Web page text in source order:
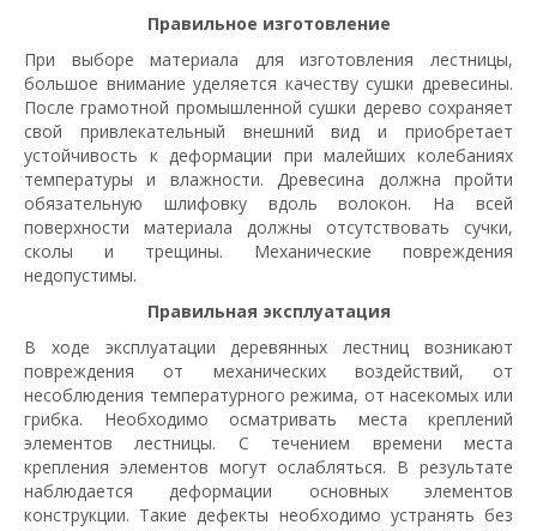
Правильное изготовление
При выборе материала для изготовления лестницы,
большое внимание уделяется качеству сушки древесины.
После грамотной промышленной сушки дерево сохраняет
свой привлекательный внешний вид и приобретает
устойчивость к деформации при малейших колебаниях
температуры и влажности. Древесина должна пройти
обязательную шлифовку вдоль волокон. На всей
поверхности материала должны отсутствовать сучки,
сколы и трещины. Механические повреждения
недопустимы.
Правильная эксплуатация
В ходе эксплуатации деревянных лестниц возникают
повреждения от механических воздействий, от
несоблюдения температурного режима, от насекомых или
грибка. Необходимо осматривать места креплений
элементов лестницы. С течением времени места
крепления элементов могут ослабляться. В результате
наблюдается деформации основных элементов
конструкции. Такие дефекты необходимо устранять без